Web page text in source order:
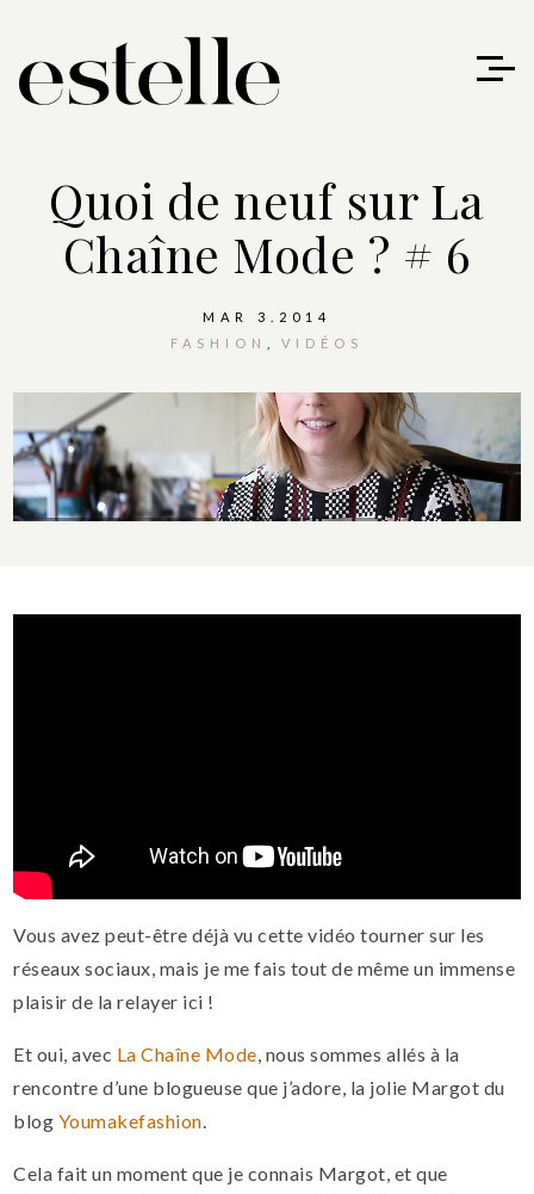
Quoi de neuf sur La
Chaîne Mode ? # 6
MAR 3.2014
FASHION
VIDÉOS
Vous avez peut-être déjà vu cette vidéo tourner sur les
réseaux sociaux, mais je me fais tout de même un immense
plaisir de la relayer ici !
Et oui, avec La Chaîne Mode, nous sommes allés à la
rencontre d’une blogueuse que j’adore, la jolie Margot du
blog Youmakefashion.
Cela fait un moment que je connais Margot, et que